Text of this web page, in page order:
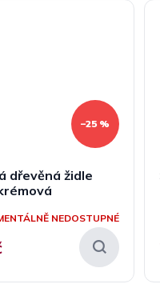
–25 %
dřevěná židle
NEDOSTUPNÉ